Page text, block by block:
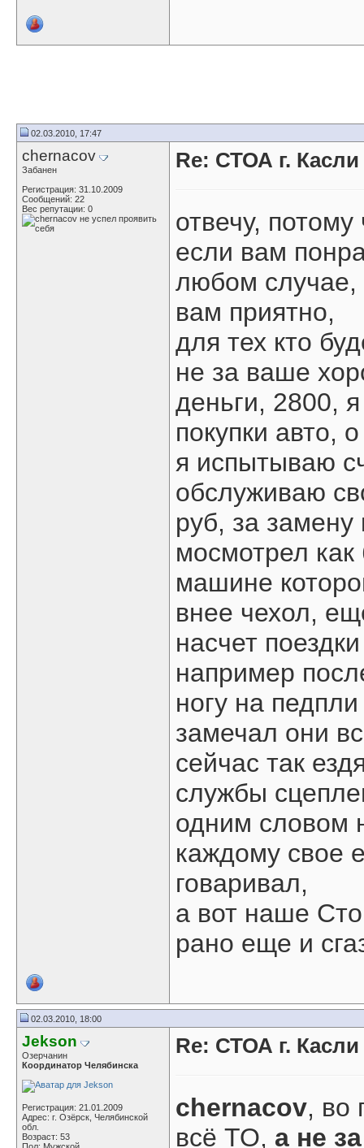
02.03.2010, 17:47
chernacov
Забанен
Регистрация: 31.10.2009
Сообщений: 22
Вес репутации: 0
Re: СТОА г.
отвечу,
если вам
любом
вам приятно,
для тех кто
не за ваше
деньги, 2800,
покупки авто,
я испытываю
обслуживаю
руб, за
мосмотрел
машине
внее чехол,
насчет
например
ногу на
замечал они
сейчас так
службы
одним словом
каждому свое
говаривал,
а вот наше
рано еще и
02.03.2010, 18:00
Jekson
Озерчанин
Координатор Челябинска
Регистрация: 21.01.2009
Адрес: г. Озёрск, Челябинской
обл.
Возраст: 53
Re: СТОА г.
chernacov, во
всё ТО, а не